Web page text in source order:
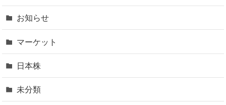
お知らせ
マーケット
日本株
未分類